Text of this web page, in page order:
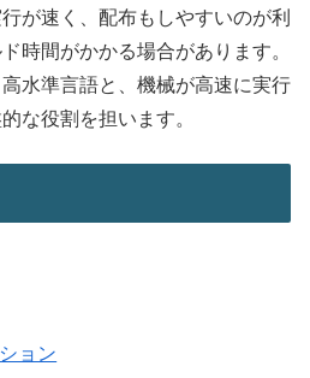
が速く、配布もしやすいのが利
時間がかかる場合があります。
水準言語と、機械が高速に実行
な役割を担います。
ョン